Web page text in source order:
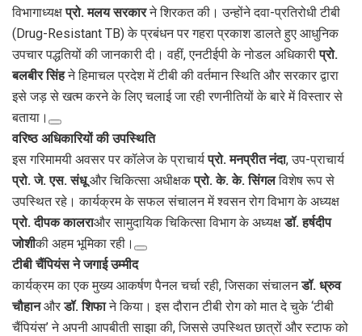
विभागाध्यक्षप्रो. मलय सरकारने शिरकत की। उन्होंने दवा-प्रतिरोधी टीबी
(Drug-Resistant TB) के प्रबंधन पर गहरा प्रकाश डालते हुए आधुनिक
उपचार पद्धतियों की जानकारी दी। वहीं, एनटीईपी के नोडल अधिकारीप्रो.
बलबीर सिंहने हिमाचल प्रदेश में टीबी की वर्तमान स्थिति और सरकार द्वारा
इसे जड़ से खत्म करने के लिए चलाई जा रही रणनीतियों के बारे में विस्तार से
बताया।
वरिष्ठ अधिकारियों की उपस्थिति
इस गरिमामयी अवसर पर कॉलेज के प्राचार्यप्रो. मनप्रीत नंदा, उप-प्राचार्य
प्रो. जे. एस. संधूऔर चिकित्सा अधीक्षकप्रो. के. के. सिंगलविशेष रूप से
उपस्थित रहे। कार्यक्रम के सफल संचालन में श्वसन रोग विभाग के अध्यक्ष
प्रो. दीपक कालराऔर सामुदायिक चिकित्सा विभाग के अध्यक्षडॉ. हर्षदीप
जोशीकी अहम भूमिका रही।
टीबी चैंपियंस ने जगाई उम्मीद
कार्यक्रम का एक मुख्य आकर्षण पैनल चर्चा रही, जिसका संचालनडॉ. ध्रुव
चौहानऔरडॉ. शिफाने किया। इस दौरान टीबी रोग को मात दे चुके ‘टीबी
चैंपियंस’ ने अपनी आपबीती साझा की, जिससे उपस्थित छात्रों और स्टाफ को